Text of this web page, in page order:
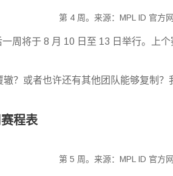
第 4 周。来源：MPL ID 官方
周将于 8 月 10 日至 13 日举行。上
辙？或者也许还有其他团队能够复制
程表
第 5 周。来源：MPL ID 官方